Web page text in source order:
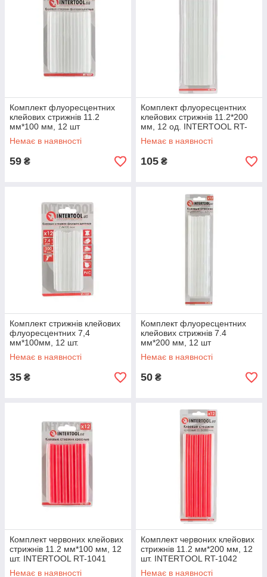
Комплект флуоресцентних
клейових стрижнів 11.2
мм*100 мм, 12 шт
INTERTOOL RT-1037
Немає в наявності
59 ₴
Комплект флуоресцентних
клейових стрижнів 11.2*200
мм, 12 од. INTERTOOL RT-
1038
Немає в наявності
105 ₴
Комплект стрижнів клейових
флуоресцентних 7,4
мм*100мм, 12 шт.
INTERTOOL RT-1039
Немає в наявності
35 ₴
Комплект флуоресцентних
клейових стрижнів 7.4
мм*200 мм, 12 шт
INTERTOOL RT-1040
Немає в наявності
50 ₴
Комплект червоних клейових
стрижнів 11.2 мм*100 мм, 12
шт. INTERTOOL RT-1041
Немає в наявності
Комплект червоних клейових
стрижнів 11.2 мм*200 мм, 12
шт. INTERTOOL RT-1042
Немає в наявності